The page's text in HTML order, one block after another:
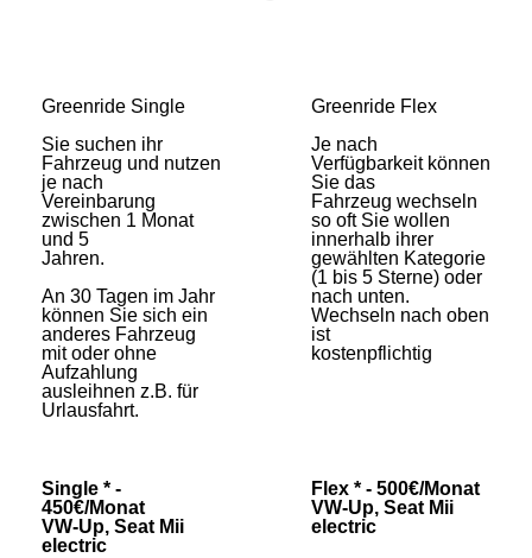
Greenride Single
Sie suchen ihr
Fahrzeug und nutzen
je nach
Vereinbarung
zwischen 1 Monat
und 5
Jahren.
An 30 Tagen im Jahr
können Sie sich ein
anderes Fahrzeug
mit oder ohne
Aufzahlung
ausleihnen z.B. für
Urlausfahrt.
Greenride Flex
Je nach
Verfügbarkeit können
Sie das
Fahrzeug wechseln
so oft Sie wollen
innerhalb ihrer
gewählten Kategorie
(1 bis 5 Sterne) oder
nach unten.
Wechseln nach oben
ist
kostenpflichtig
Single * -
450€/Monat
VW-Up, Seat Mii
electric
Flex * - 500€/Monat
VW-Up, Seat Mii
electric